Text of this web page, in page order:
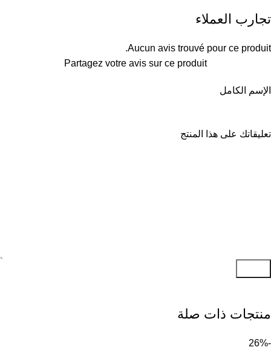
تجارب العملاء
Aucun avis trouvé pour ce produit.
Partagez votre avis sur ce produit
الإسم الكامل
تعليقاتك على هذا المنتج
منتجات ذات صلة
-26%